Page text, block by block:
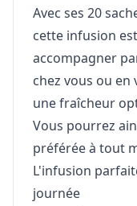
Avec ses 20
cette infusion
accompagner
chez vous ou
une fraîcheur
Vous pourrez
préférée à tout
L'infusion
journée